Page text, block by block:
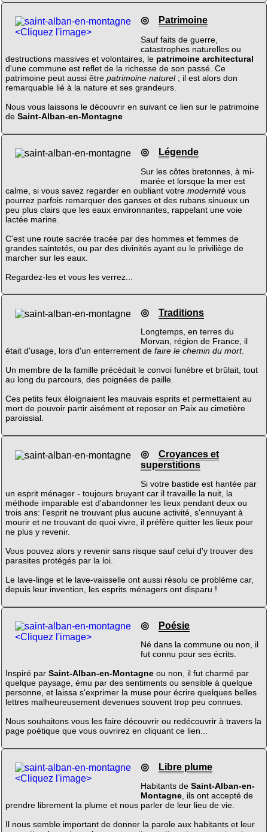
<Cliquez l'image>
◎ Patrimoine
Sauf faits de guerre,
catastrophes naturelles ou
destructions massives et volontaires, le patrimoine architectural
d'une commune est reflet de la richesse de son passé. Ce
patrimoine peut aussi être patrimoine naturel; il est alors don
remarquable lié à la nature et ses grandeurs.
Nous vous laissons le découvrir en suivant ce lien sur le patrimoine
de Saint-Alban-en-Montagne
◎ Légende
Sur les côtes bretonnes, à mi-
marée et lorsque la mer est
calme, si vous savez regarder en oubliant votre modernitévous
pourrez parfois remarquer des ganses et des rubans sinueux un
peu plus clairs que les eaux environnantes, rappelant une voie
lactée marine.
C'est une route sacrée tracée par des hommes et femmes de
grandes saintetés, ou par des divinités ayant eu le priviliège de
marcher sur les eaux.
Regardez-les et vous les verrez...
◎ Traditions
Longtemps, en terres du
Morvan, région de France, il
était d'usage, lors d'un enterrement de faire le chemin du mort.
Un membre de la famille précédait le convoi funèbre et brûlait, tout
au long du parcours, des poignées de paille.
Ces petits feux éloignaient les mauvais esprits et permettaient au
mort de pouvoir partir aisément et reposer en Paix au cimetière
paroissial.
◎ Croyances et
superstitions
Si votre bastide est hantée par
un esprit ménager - toujours bruyant car il travaille la nuit, la
méthode imparable est d'abandonner les lieux pendant deux ou
trois ans: l'esprit ne trouvant plus aucune activité, s'ennuyant à
mourir et ne trouvant de quoi vivre, il préfère quitter les lieux pour
ne plus y revenir.
Vous pouvez alors y revenir sans risque sauf celui d'y trouver des
parasites protégés par la loi.
Le lave-linge et le lave-vaisselle ont aussi résolu ce problème car,
depuis leur invention, les esprits ménagers ont disparu !
<Cliquez l'image>
◎ Poésie
Né dans la commune ou non, il
fut connu pour ses écrits.
Inspiré par Saint-Alban-en-Montagneou non, il fut charmé par
quelque paysage, ému par des sentiments ou sensible à quelque
personne, et laissa s'exprimer la muse pour écrire quelques belles
lettres malheureusement devenues souvent trop peu connues.
Nous souhaitons vous les faire découvrir ou redécouvrir à travers la
page poétique que vous ouvrirez en cliquant ce lien...
<Cliquez l'image>
◎ Libre plume
Habitants de Saint-Alban-en-
Montagne, ils ont accepté de
prendre librement la plume et nous parler de leur lieu de vie.
Il nous semble important de donner la parole aux habitants et leur